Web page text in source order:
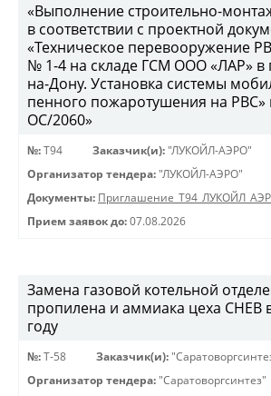
«Выполнение строительно-
в соответствии с проектной
«Техническое перевооружение
№ 1-4 на складе ГСМ ООО «ЛАР» в
на-Дону. Установка системы
пенного пожаротушения на
ОС/2060»
№: Т94 Заказчик(и): "ЛУКОЙЛ-АЭРО"
Организатор тендера: "ЛУКОЙЛ-АЭРО"
Документы:
Прием заявок до: 07.08.2026
Замена газовой котельной
пропилена и аммиака цеха СНЕВ
году
№: Т-58 Заказчик(и):
Организатор тендера: "Саратоворгсинтез"